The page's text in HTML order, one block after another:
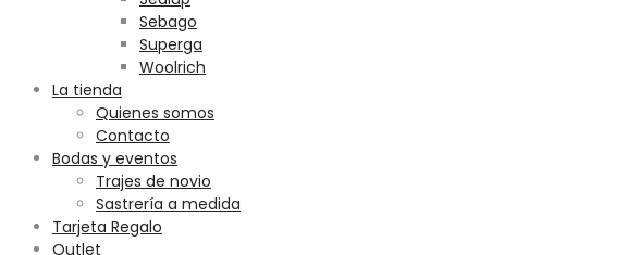
Sebago
Superga
Woolrich
La tienda
Quienes somos
Contacto
Bodas y eventos
Trajes de novio
Sastrería a medida
Tarjeta Regalo
Outlet